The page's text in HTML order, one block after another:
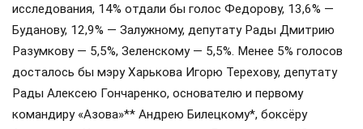
исследования, 14% отдали бы голос Федорову, 13,6% —
Буданову, 12,9% — Залужному, депутату Рады Дмитрию
Разумкову — 5,5%, Зеленскому — 5,5%. Менее 5% голосов
досталось бы мэру Харькова Игорю Терехову, депутату
Рады Алексею Гончаренко, основателю и первому
командиру «Азова»** Андрею Билецкому*, боксёру